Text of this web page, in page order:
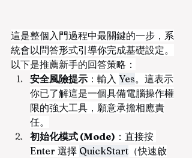
這是整個入門過程中最關鍵的一步，系
統會以問答形式引導你完成基礎設定。
以下是推薦新手的回答策略：
安全風險提示 ：輸入 Yes。這表示
你已了解這是一個具備電腦操作權
限的強大工具，願意承擔相應責
任。
初始化模式 (Mode) ：直接按
Enter 選擇 QuickStart （快速啟